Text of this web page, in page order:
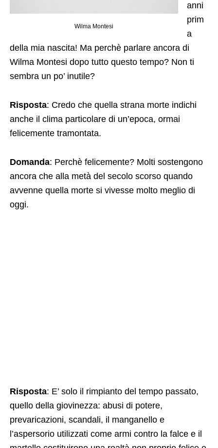
Wilma Montesi
anni
prim
a
della mia nascita! Ma perchè parlare ancora di
Wilma Montesi dopo tutto questo tempo? Non ti
sembra un po’ inutile?
Risposta: Credo che quella strana morte indichi
anche il clima particolare di un’epoca, ormai
felicemente tramontata.
Domanda: Perchè felicemente? Molti sostengono
ancora che alla metà del secolo scorso quando
avvenne quella morte si vivesse molto meglio di
oggi.
Risposta: E’ solo il rimpianto del tempo passato,
quello della giovinezza: abusi di potere,
prevaricazioni, scandali, il manganello e
l’aspersorio utilizzati come armi contro la falce e il